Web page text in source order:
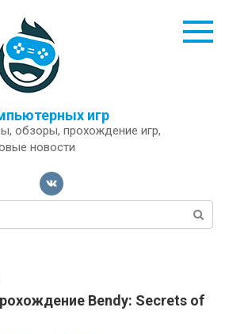
игр
обзоры, прохождение игр,
новости
Bendy: Secrets of